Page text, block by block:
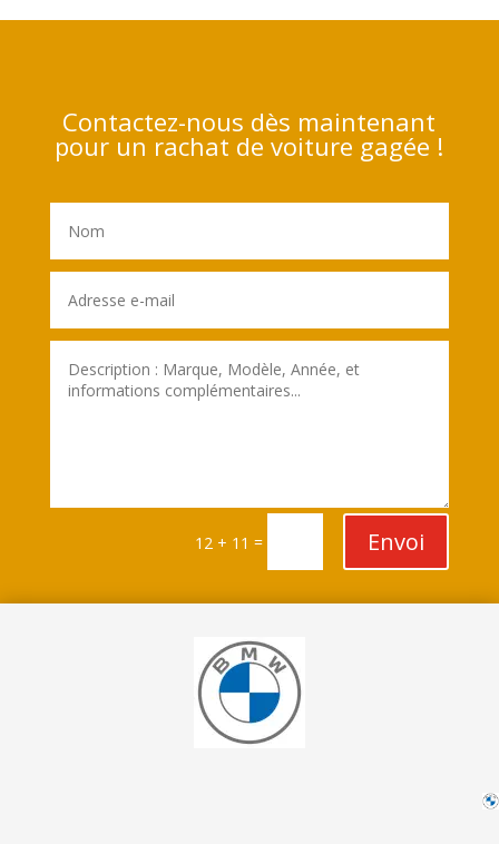
Contactez-nous dès maintenant
pour un rachat de voiture gagée !
12 + 11 = Envoi